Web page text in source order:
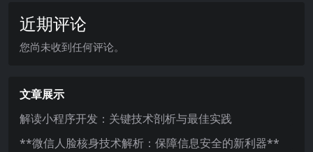
近期评论
您尚未收到任何评论。
文章展示
解读小程序开发：关键技术剖析与最佳实践
**微信人脸核身技术解析：保障信息安全的新利器**